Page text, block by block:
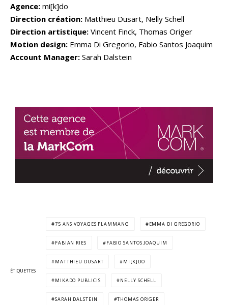
Agence: mi[k]do
Direction création: Matthieu Dusart, Nelly Schell
Direction artistique: Vincent Finck, Thomas Origer
Motion design: Emma Di Gregorio, Fabio Santos Joaquim
Account Manager: Sarah Dalstein
ÉTIQUETTES
75 ANS VOYAGES FLAMMANG EMMA DI GREGORIO
FABIAN RIES FABIO SANTOS JOAQUIM
MATTHIEU DUSART MI[K]DO
MIKADO PUBLICIS NELLY SCHELL
SARAH DALSTEIN THOMAS ORIGER